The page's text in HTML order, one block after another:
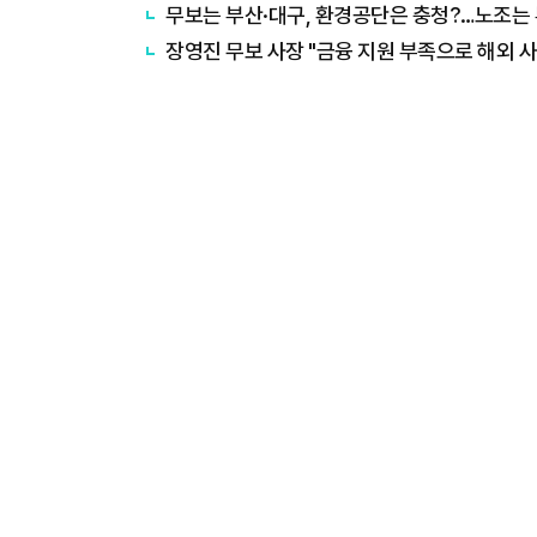
무보는 부산·대구, 환경공단은 충청?…노조는
장영진 무보 사장 "금융 지원 부족으로 해외